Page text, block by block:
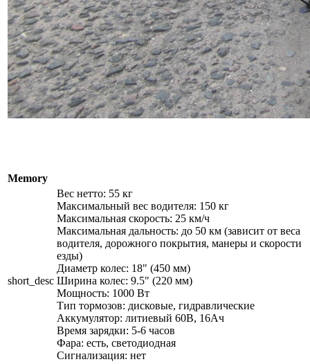
Memory
short_desc
Вес нетто: 55 кг
Максимальный вес водителя: 150 кг
Максимальная скорость: 25 км/ч
Максимальная дальность: до 50 км (зависит от веса
водителя, дорожного покрытия, манеры и скорости
езды)
Диаметр колес: 18" (450 мм)
Ширина колес: 9.5" (220 мм)
Мощность: 1000 Вт
Тип тормозов: дисковые, гидравлические
Аккумулятор: литиевый 60В, 16Ач
Время зарядки: 5-6 часов
Фара: есть, светодиодная
Сигнализация: нет